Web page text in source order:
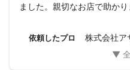
ました。親切なお店で助か
依頼したプロ 株式会社ア